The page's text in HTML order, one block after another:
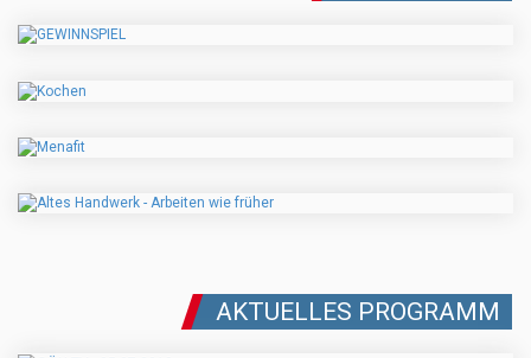
AKTUELLES PROGRAMM